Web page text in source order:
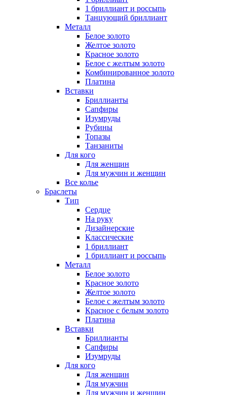
1 бриллиант и россыпь
Танцующий бриллиант
Металл
Белое золото
Желтое золото
Красное золото
Белое с желтым золото
Комбинированное золото
Платина
Вставки
Бриллианты
Сапфиры
Изумруды
Рубины
Топазы
Танзаниты
Для кого
Для женщин
Для мужчин и женщин
Все колье
Браслеты
Тип
Сердце
На руку
Дизайнерские
Классические
1 бриллиант
1 бриллиант и россыпь
Металл
Белое золото
Красное золото
Желтое золото
Белое с желтым золото
Красное с белым золото
Платина
Вставки
Бриллианты
Сапфиры
Изумруды
Для кого
Для женщин
Для мужчин
Для мужчин и женщин